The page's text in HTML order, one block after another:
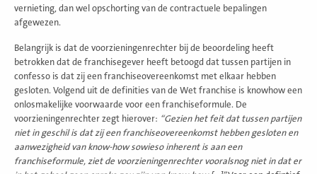
vernieting, dan wel opschorting van de contractuele bepalingen
afgewezen.
Belangrijk is dat de voorzieningenrechter bij de beoordeling heeft
betrokken dat de franchisegever heeft betoogd dat tussen partijen in
confesso is dat zij een franchiseovereenkomst met elkaar hebben
gesloten. Volgend uit de definities van de Wet franchise is knowhow een
onlosmakelijke voorwaarde voor een franchiseformule. De
voorzieningenrechter zegt hierover: “Gezien het feit dat tussen partijen
niet in geschil is dat zij een franchiseovereenkomst hebben gesloten en
aanwezigheid van know-how sowieso inherent is aan een
franchiseformule, ziet de voorzieningenrechter vooralsnog niet in dat er